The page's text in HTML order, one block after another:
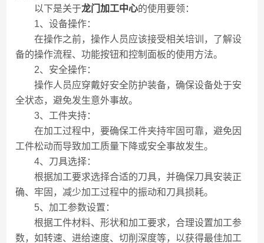
以下是关于龙门加工中心的使用要领：
1、设备操作：
在操作之前，操作人员应该接受相关培训，了解设
备的操作流程、功能按钮和控制面板的使用方法。
2、安全操作：
操作人员应穿戴好安全防护装备，确保设备处于安
全状态，避免发生意外事故。
3、工件夹持：
在加工过程中，要确保工件夹持牢固可靠，避免因
工件松动而导致加工质量下降或安全事故发生。
4、刀具选择：
根据加工要求选择合适的刀具，并确保刀具安装正
确、牢固，减少加工过程中的振动和刀具损耗。
5、加工参数设置：
根据工件材料、形状和加工要求，合理设置加工参
数，如转速、进给速度、切削深度等，以获得最佳加工